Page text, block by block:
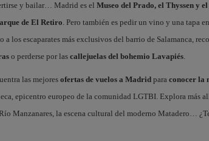
y bailar… Madrid es el Museo del Prado, el Thyssen y
de El Retiro. Pero también es pedir un vino y una tapa
a los escaparates más exclusivos del barrio de Salamanca,
o perderse por las callejuelas del bohemio Lavapiés.
las mejoresofertas de vuelos a Madridpara conocer la
epicentro europeo de la comunidad LGTBI. Explora más
Manzanares, la escena cultural del moderno Matadero…